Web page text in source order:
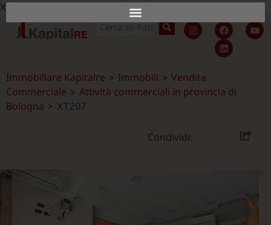
X
Immobiliare Kapitalre > Immobili > Vendita
Commerciale > Attività commerciali in provincia di
Bologna > XT207
Condividi: